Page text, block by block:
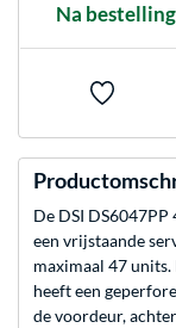
Na
De DSI
een vrijstaande
maximaal 47 units.
heeft een
de voordeur,